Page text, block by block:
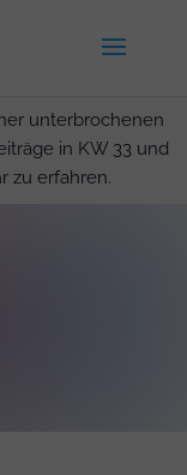
unterbrochenen
in KW 33 und
zu erfahren.